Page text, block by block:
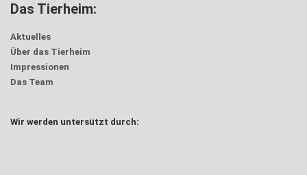
Das Tierheim:
Aktuelles
Über das Tierheim
Impressionen
Das Team
Wir werden untersützt durch: